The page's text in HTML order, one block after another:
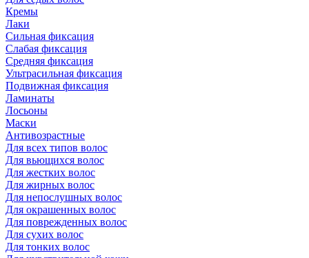
Кремы
Лаки
Сильная фиксация
Слабая фиксация
Средняя фиксация
Ультрасильная фиксация
Подвижная фиксация
Ламинаты
Лосьоны
Маски
Антивозрастные
Для всех типов волос
Для вьющихся волос
Для жестких волос
Для жирных волос
Для непослушных волос
Для окрашенных волос
Для поврежденных волос
Для сухих волос
Для тонких волос